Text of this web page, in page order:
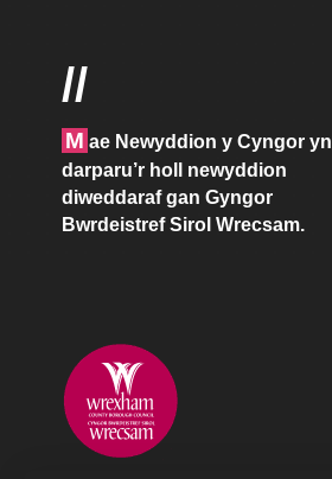
//
M ae Newyddion y Cyngor yn
darparu’r holl newyddion
diweddaraf gan Gyngor
Bwrdeistref Sirol Wrecsam.